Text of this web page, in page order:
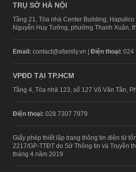
TRỤ SỞ HÀ NỘI
Tầng 21, Tòa nhà Center Building,
Nguyễn Huy Tưởng, phường Thanh Xuân,
Email: contact@afamily.vn | Điện thoại: 024
VPĐD TẠI TP.HCM
Tầng 4, Tòa nhà 123, số 127 Võ Văn Tần,
Điện thoại: 028 7307 7979
Giấy phép thiết lập trang thông tin điện tử
2217/GP-TTĐT do Sở Thông tin và Truyền
tháng 4 năm 2019